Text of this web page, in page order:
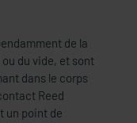
de la
du vide, et sont
dans le corps
Reed
un point de